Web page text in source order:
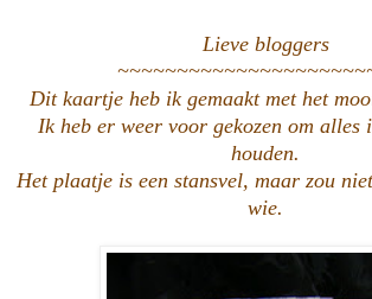
Lieve bloggers
Dit kaartje heb ik gemaakt met het
Ik heb er weer voor gekozen om alles
houden.
Het plaatje is een stansvel, maar zou
wie.